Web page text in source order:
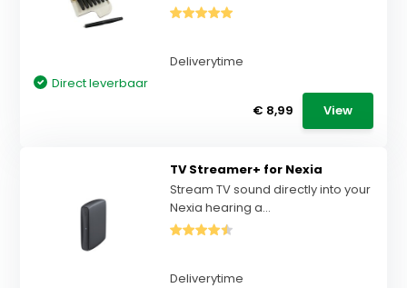
Deliverytime
Direct leverbaar
€ 8,99
View
TV Streamer+ for Nexia
Stream TV sound directly into your
Nexia hearing a...
Deliverytime